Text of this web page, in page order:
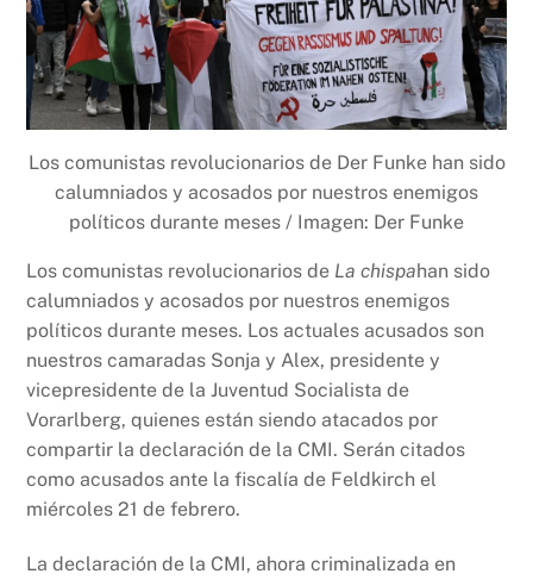
Los comunistas revolucionarios de Der Funke han sido
calumniados y acosados ​​por nuestros enemigos
políticos durante meses / Imagen: Der Funke
Los comunistas revolucionarios de La chispahan sido
calumniados y acosados ​​por nuestros enemigos
políticos durante meses. Los actuales acusados ​​son
nuestros camaradas Sonja y Alex, presidente y
vicepresidente de la Juventud Socialista de
Vorarlberg, quienes están siendo atacados por
compartir la declaración de la CMI. Serán citados
como acusados ​​ante la fiscalía de Feldkirch el
miércoles 21 de febrero.
La declaración de la CMI, ahora criminalizada en